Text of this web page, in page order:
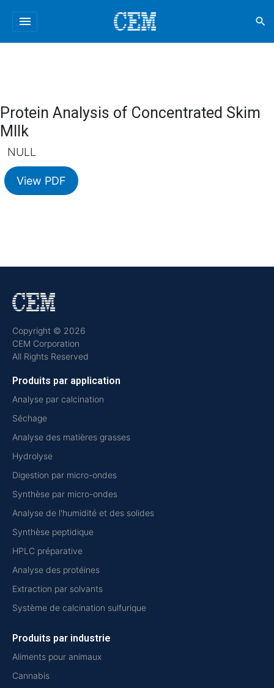
menu search
Protein Analysis of Concentrated Skim
MIlk
NULL
View PDF
Copyright © 2026
CEM Corporation
All Rights Reserved
Produits par application
Analyse par calcination
Séchage
Analyse des matières grasses
Hydrolyse
Digestion par micro-ondes
Synthèse par micro-ondes
Analyse de l'humidité et des solides
Synthèse peptidique
HPLC préparative
Analyse des protéines
Extraction par solvants
Système de calcination sulfurique
Produits par industrie
Aliments pour animaux
Cannabis